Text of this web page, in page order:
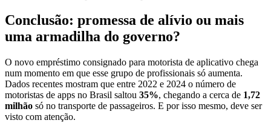
Conclusão: promessa de alívio ou mais
uma armadilha do governo?
O novo empréstimo consignado para motorista de aplicativo chega
num momento em que esse grupo de profissionais só aumenta.
Dados recentes mostram que entre 2022 e 2024 o número de
motoristas de apps no Brasil saltou 35%, chegando a cerca de 1,72
milhão só no transporte de passageiros. E por isso mesmo, deve ser
visto com atenção.